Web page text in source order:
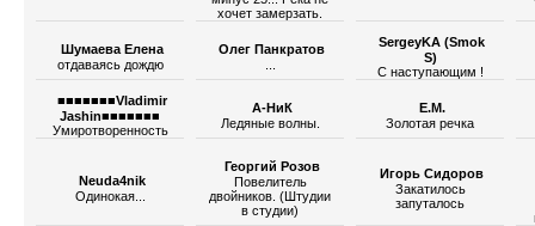
хочет замерзать.
Шумаева Елена
отдаваясь дождю
Олег Панкратов
SergeyKА (Smok
S)
С наступающим !
■■■■■■■Vladimir
Jashin■■■■■■■
Умиротворенность
А-НиК
Ледяные волны.
Е.М.
Золотая речка
Neuda4nik
Одинокая...
Георгий Розов
Повелитель
двойников. (Штудии
в студии)
Игорь Сидоров
Закатилось
запуталось